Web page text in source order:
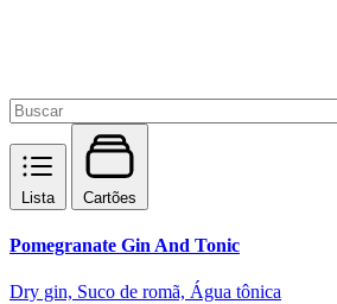
Lista Cartões
Pomegranate Gin And Tonic
Dry gin, Suco de romã, Água tônica